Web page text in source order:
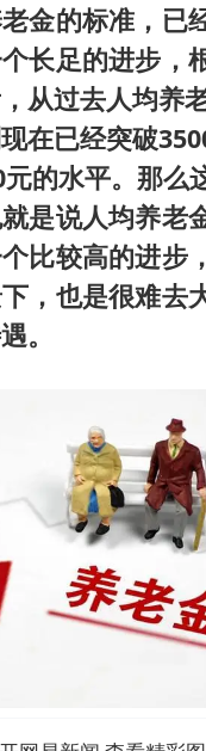
金的标准，已
长足的进步，
从过去人均养
在已经突破
的水平。那么
是说人均养老
比较高的进步
，也是很难去
。